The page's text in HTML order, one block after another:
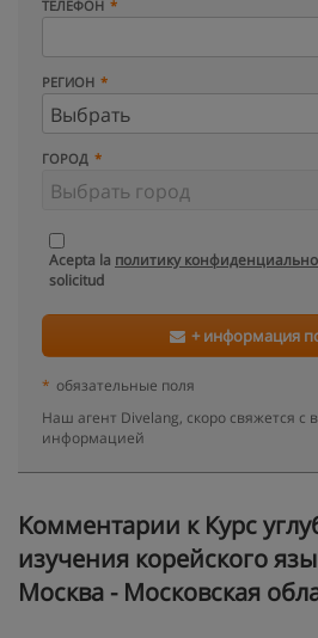
ТЕЛЕФОН
РЕГИОН
ГОРОД
Acepta la политику
solicitud
+ информация
* обязательные поля
Наш агент Divelang, скоро свяжется с
информацией
Kомментарии к Курс
изучения корейского
Москва - Московская